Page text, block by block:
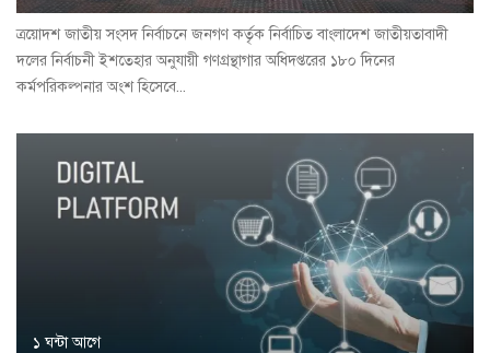
ত্রয়োদশ জাতীয় সংসদ নির্বাচনে জনগণ কর্তৃক নির্বাচিত বাংলাদেশ জাতীয়তাবাদী
দলের নির্বাচনী ইশতেহার অনুযায়ী গণগ্রন্থাগার অধিদপ্তরের ১৮০ দিনের
কর্মপরিকল্পনার অংশ হিসেবে...
১ ঘন্টা আগে